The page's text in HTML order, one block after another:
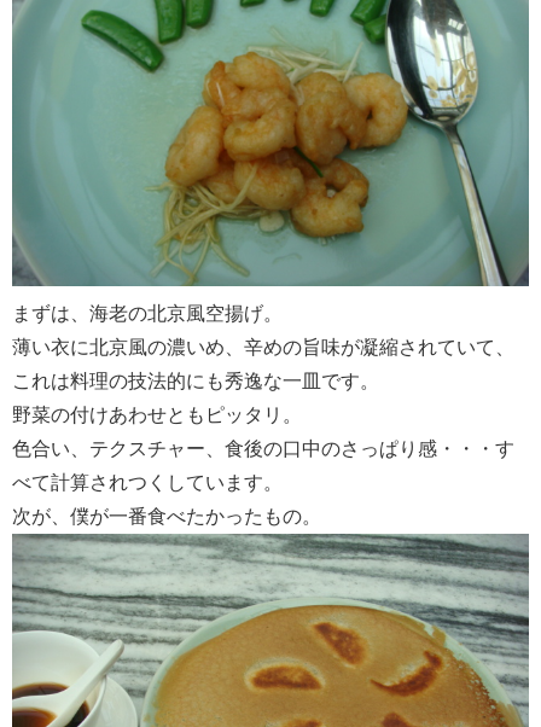
まずは、海老の北京風空揚げ。
薄い衣に北京風の濃いめ、辛めの旨味が凝縮されていて、
これは料理の技法的にも秀逸な一皿です。
野菜の付けあわせともピッタリ。
色合い、テクスチャー、食後の口中のさっぱり感・・・す
べて計算されつくしています。
次が、僕が一番食べたかったもの。